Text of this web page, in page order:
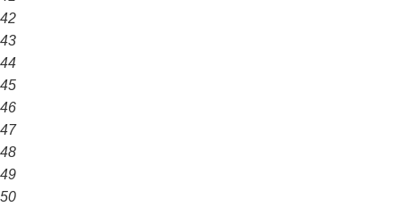
42
43
44
45
46
47
48
49
50